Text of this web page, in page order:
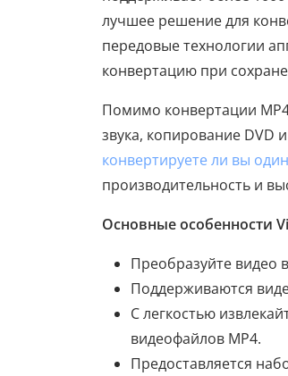
лучшее решение для
передовые технологии
конвертацию при
Помимо конвертации
звука, копирование DVD
конвертируете ли вы
производительность и
Основные особенности
Преобразуйте видео
Поддерживаются
С легкостью
видеофайлов MP4.
Предоставляется